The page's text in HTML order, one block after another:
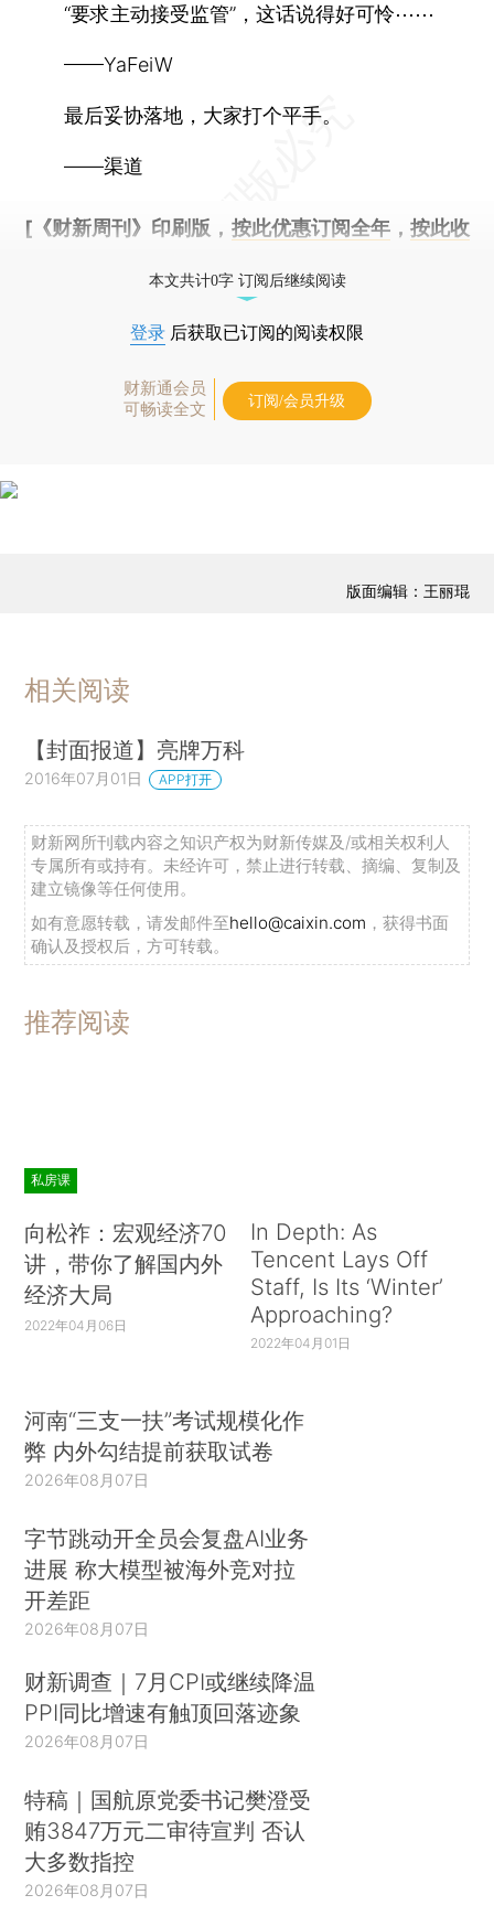
“要求主动接受监管”，这话说得好可怜⋯⋯
——YaFeiW
最后妥协落地，大家打个平手。
——渠道
[《财新周刊》印刷版， 按此优惠订阅全年， 按此收
本文共计0字 订阅后继续阅读
登录 后获取已订阅的阅读权限
财新通会员
可畅读全文
订阅/会员升级
版面编辑：王丽琨
相关阅读
【封面报道】亮牌万科
2016年07月01日 APP打开
财新网所刊载内容之知识产权为财新传媒及/或相关权利人
专属所有或持有。未经许可，禁止进行转载、摘编、复制及
建立镜像等任何使用。
如有意愿转载，请发邮件至hello@caixin.com ，获得书面
确认及授权后，方可转载。
推荐阅读
私房课
向松祚：宏观经济70
讲，带你了解国内外
经济大局
2022年04月06日
In Depth: As
Tencent Lays Off
Staff, Is Its ‘Winter’
Approaching?
2022年04月01日
河南“三支一扶”考试规模化作
弊 内外勾结提前获取试卷
2026年08月07日
字节跳动开全员会复盘AI业务
进展 称大模型被海外竞对拉
开差距
2026年08月07日
财新调查｜7月CPI或继续降温
PPI同比增速有触顶回落迹象
2026年08月07日
特稿｜国航原党委书记樊澄受
贿3847万元二审待宣判 否认
大多数指控
2026年08月07日